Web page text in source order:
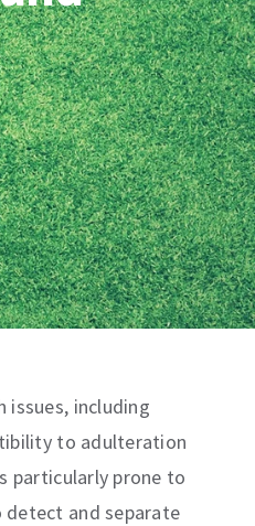
including
to adulteration
particularly prone to
and separate